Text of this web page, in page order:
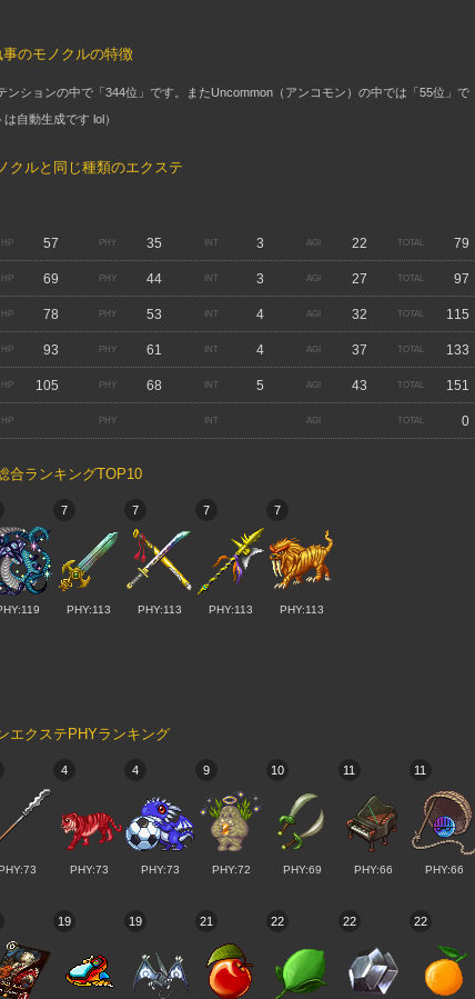
事のモノクルの特徴
ションの中で「344位」です。またUncommon（アンコモン）の中では「55位」で
自動生成です lol）
クルと同じ種類のエクステ
57 35 3 22 79
69 44 3 27 97
78 53 4 32 115
93 61 4 37 133
105 68 5 43 151
0
合ランキングTOP10
7
PHY:113
7
PHY:113
7
PHY:113
7
PHY:113
エクステPHYランキング
4
PHY:73
4
PHY:73
9
PHY:72
10
PHY:69
11
PHY:66
11
PHY:66
19 19 21 22 22 22